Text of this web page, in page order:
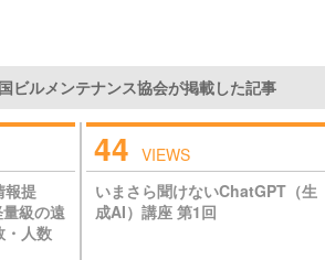
ビルメンテナンス協会が掲載した記事
報提
級の遠
・人数
44 VIEWS
いまさら聞けないChatGPT（生
成AI）講座 第1回